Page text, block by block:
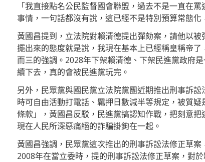
「我直接點名公民監督國會聯盟，過去不是一直在
事情，一句話都沒有說，這已經不是特別預算常態化
黃國昌提到，立法院對賴清德提出彈劾案，請他以
擺出來的態度就是說，我現在基本上已經稱皇稱帝
而三的強調。2028年下架賴清德、下架民進黨政府
續下去，真的會被民進黨玩完。
另外，民眾黨與國民黨立法院黨團近期推出刑事訴
時可自由活動打電話、羈押日數減半等規定，被質
條款」，黃國昌反駁，民進黨搞認知作戰，把刻意
現在人民所深惡痛絕的詐騙掛鉤在一起。
黃國昌強調，民眾黨這次推出的刑事訴訟法修正草
2008年在當立委時，提的刑事訴訟法修正草案，對